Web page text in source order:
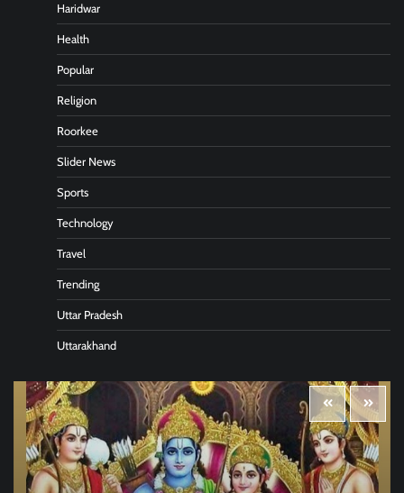
Haridwar
Health
Popular
Religion
Roorkee
Slider News
Sports
Technology
Travel
Trending
Uttar Pradesh
Uttarakhand